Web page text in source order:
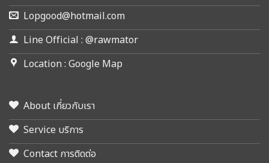
Lopgood@hotmail.com
Line Official : @rawmator
Location : Google Map
About เกี่ยวกับเรา
Service บริการ
Contact การติดต่อ